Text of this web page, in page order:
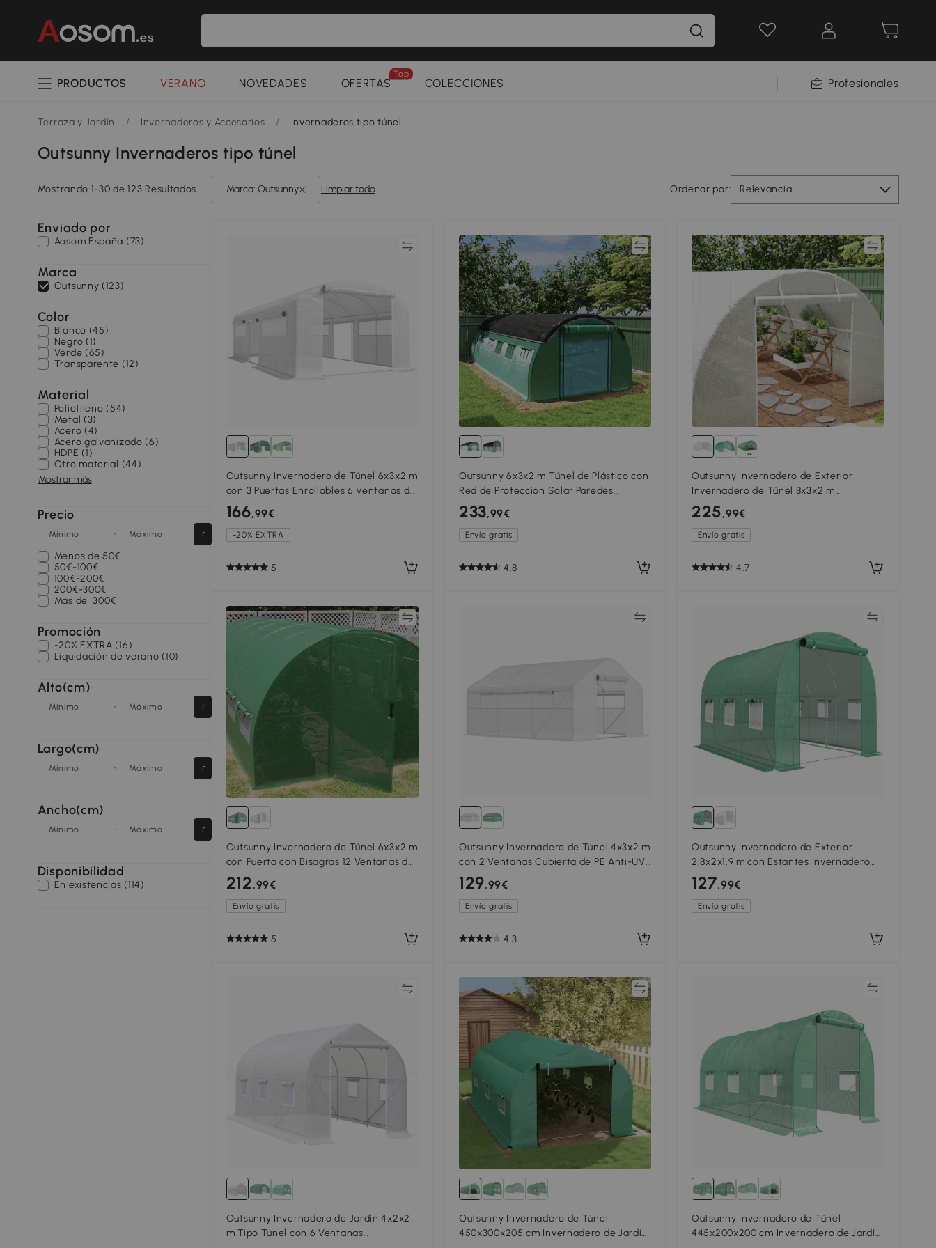
PRODUCTOS VERANO NOVEDADES OFERTAS
Top
COLECCIONES Profesionales
Terraza y Jardín / Invernaderos y Accesorios / Invernaderos tipo túnel
Outsunny Invernaderos tipo túnel
Mostrando 1-30 de 123 Resultados Ordenar por: Relevancia
Limpiar todo
Marca: Outsunny
Enviado por
Aosom España (73)
Marca
Outsunny (123)
Color
Blanco (45)
Negro (1)
Verde (65)
Transparente (12)
Material
Polietileno (54)
Metal (3)
Acero (4)
Acero galvanizado (6)
HDPE (1)
Otro material (44)
Mostrar más
Precio
Mínimo - Máximo
Ir
Menos de50€
50€-100€
100€-200€
200€-300€
Más de300€
Promoción
-20% EXTRA (16)
Liquidación de verano (10)
Alto(cm)
Mínimo - Máximo Ir
Largo(cm)
Mínimo - Máximo Ir
Ancho(cm)
Mínimo - Máximo Ir
Disponibilidad
En existencias (114)
Outsunny Invernadero de Túnel 6x3x2 m
con 3 Puertas Enrollables 6 Ventanas de
Malla y Estructura de Acero
Galvanizado Blanco
166,99€
-20% EXTRA
5
Comparar
Outsunny 6x3x2 m Túnel de Plástico con
Red de Protección Solar Paredes
Laterales Enrollables Cubierta de
Plástico Estructura de Acero
233,99€
Envío gratis
4.8
Comparar
Outsunny Invernadero de Exterior
Invernadero de Túnel 8x3x2 m
Invernadero de Jardín con 12 Ventanas
y Puerta Enrollable para Cultivo Plantas
Tomates Verduras Acero y PE 140 g/m²
225,99€
Envío gratis
4.7
Comparar
Outsunny Invernadero de Túnel 6x3x2 m
con Puerta con Bisagras 12 Ventanas de
Malla y Estructura de Acero
Galvanizado Verde
212,99€
Envío gratis
5
Outsunny Invernadero de Túnel 4x3x2 m
con 2 Ventanas Cubierta de PE Anti-UV
y 1 Puerta Enrollable con Cremallera
Blanco
129,99€
Envío gratis
4.3
Outsunny Invernadero de Exterior
2,8x2x1,9 m con Estantes Invernadero
de Túnel con Puerta Enrollable 6
Ventanas de Malla Verde
127,99€
Envío gratis
Outsunny Invernadero de Jardín 4x2x2
m Tipo Túnel con 6 Ventanas
Comparar
Outsunny Invernadero de Túnel
450x300x205 cm Invernadero de Jardín
Outsunny Invernadero de Túnel
445x200x200 cm Invernadero de Jardín